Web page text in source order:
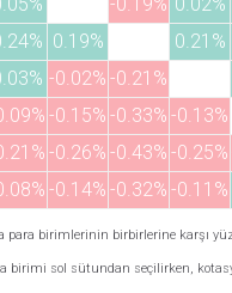
0.19% 0.21%
-0.02% -0.21%
-0.15% -0.33% -0.13%
-0.26% -0.43% -0.25%
-0.14% -0.32% -0.11%
para birimlerinin birbirlerine karşı
birimi sol sütundan seçilirken,